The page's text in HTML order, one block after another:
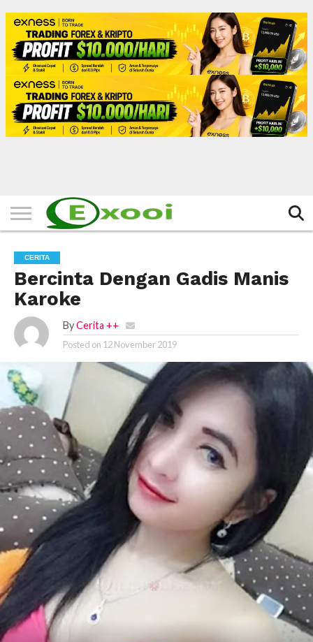
HOME
FILTER
BERITA
BIODATA
CERITA
CERPEN
EKSKLUSIF
FOTO
VIDEO
TIPS
MORE
CERITA
Bercinta Dengan Gadis Manis
Karoke
By Cerita ++
Posted on 12 November 2019